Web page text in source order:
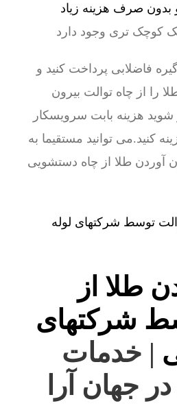
صرف هزینه زیاد
کوچک تری وجود دارد
فاضلابی پرداخت کنید و
را از چاه توالت بیرون
شوید هزینه بابت سرویسکار
کنید.می توانید مستقیما به
آوردن طلا از چاه دستشویی
توسط شرکتهای لوله
طلا از
شرکتهای
| خدمات
جهان آرا